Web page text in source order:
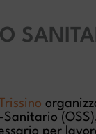
per